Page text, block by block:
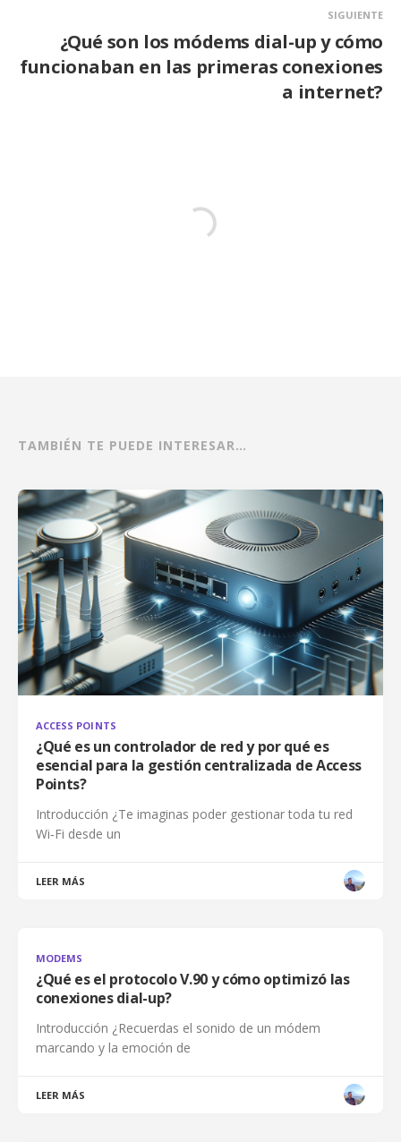
SIGUIENTE
¿Qué son los módems dial-up y cómo
funcionaban en las primeras conexiones
a internet?
TAMBIÉN TE PUEDE INTERESAR…
ACCESS POINTS
¿Qué es un controlador de red y por qué es
esencial para la gestión centralizada de Access
Points?
Introducción ¿Te imaginas poder gestionar toda tu red
Wi‑Fi desde un
LEER MÁS
MODEMS
¿Qué es el protocolo V.90 y cómo optimizó las
conexiones dial-up?
Introducción ¿Recuerdas el sonido de un módem
marcando y la emoción de
LEER MÁS